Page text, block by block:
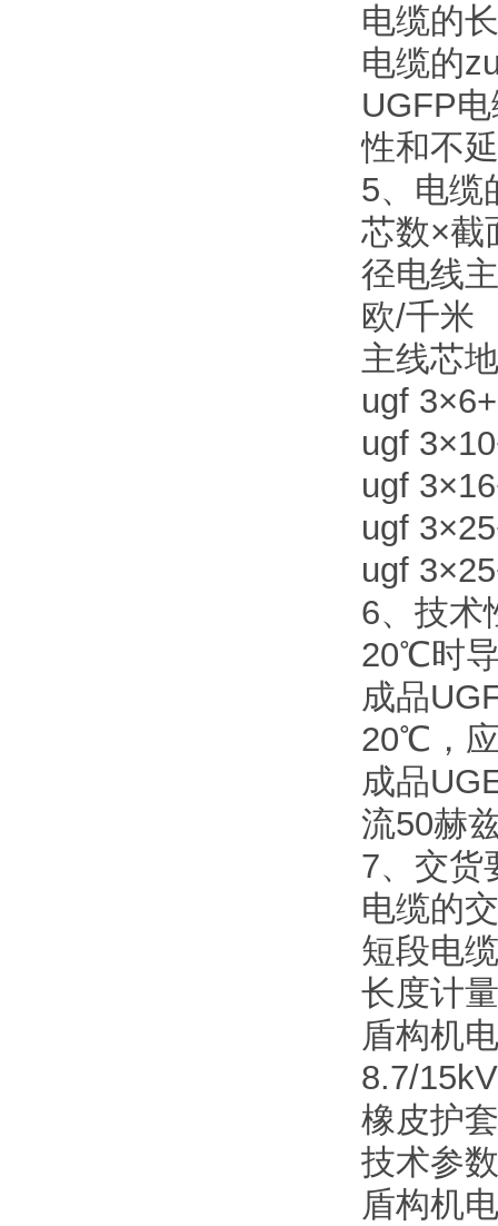
电缆的
电缆的
UGFP
性和不
5、电缆
芯数×截
径电线
欧/千米
主线芯
ugf
ugf
ugf
ugf
ugf
6、技术
20℃时
成品
20℃，
成品
流50赫
7、交货
电缆的
短段电
长度计
盾构机
8.7/
橡皮护
技术参数
盾构机